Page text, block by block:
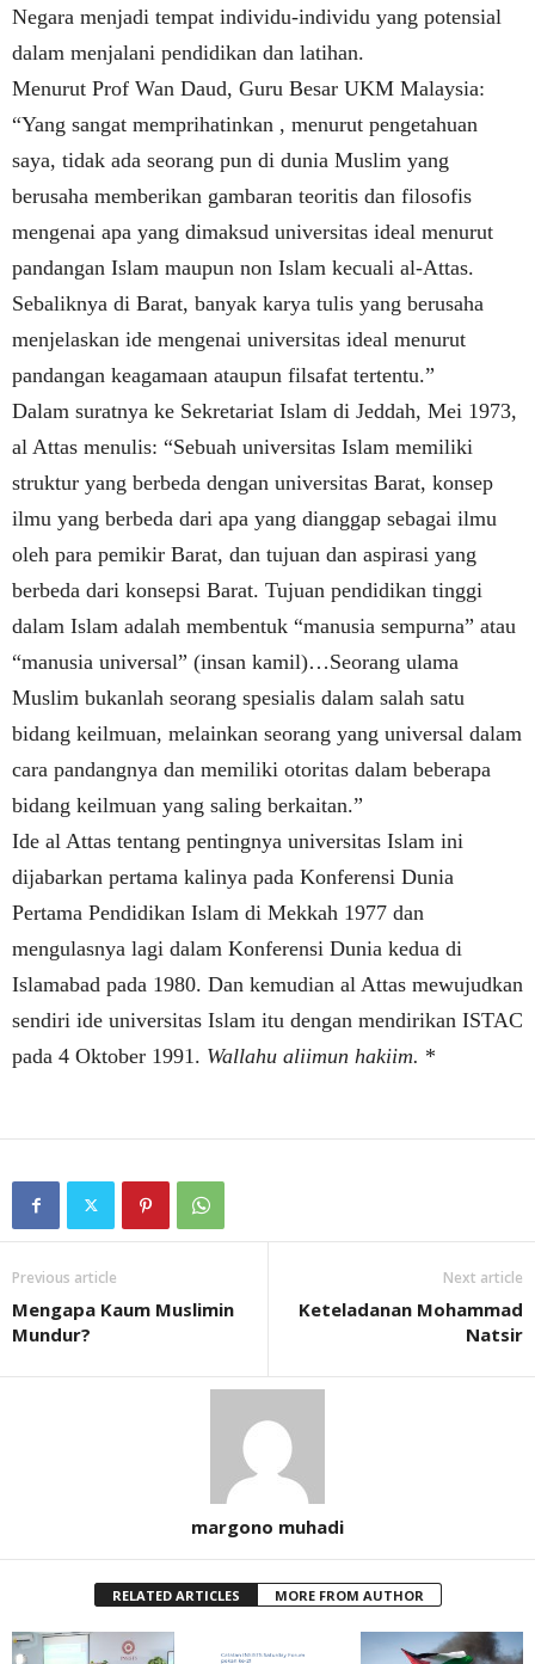
Negara menjadi tempat individu-individu yang potensial
dalam menjalani pendidikan dan latihan.
Menurut Prof Wan Daud, Guru Besar UKM Malaysia:
“Yang sangat memprihatinkan , menurut pengetahuan
saya, tidak ada seorang pun di dunia Muslim yang
berusaha memberikan gambaran teoritis dan filosofis
mengenai apa yang dimaksud universitas ideal menurut
pandangan Islam maupun non Islam kecuali al-Attas.
Sebaliknya di Barat, banyak karya tulis yang berusaha
menjelaskan ide mengenai universitas ideal menurut
pandangan keagamaan ataupun filsafat tertentu.”
Dalam suratnya ke Sekretariat Islam di Jeddah, Mei 1973,
al Attas menulis: “Sebuah universitas Islam memiliki
struktur yang berbeda dengan universitas Barat, konsep
ilmu yang berbeda dari apa yang dianggap sebagai ilmu
oleh para pemikir Barat, dan tujuan dan aspirasi yang
berbeda dari konsepsi Barat. Tujuan pendidikan tinggi
dalam Islam adalah membentuk “manusia sempurna” atau
“manusia universal” (insan kamil)…Seorang ulama
Muslim bukanlah seorang spesialis dalam salah satu
bidang keilmuan, melainkan seorang yang universal dalam
cara pandangnya dan memiliki otoritas dalam beberapa
bidang keilmuan yang saling berkaitan.”
Ide al Attas tentang pentingnya universitas Islam ini
dijabarkan pertama kalinya pada Konferensi Dunia
Pertama Pendidikan Islam di Mekkah 1977 dan
mengulasnya lagi dalam Konferensi Dunia kedua di
Islamabad pada 1980. Dan kemudian al Attas mewujudkan
sendiri ide universitas Islam itu dengan mendirikan ISTAC
pada 4 Oktober 1991. Wallahu aliimun hakiim. *
Previous article
Mengapa Kaum Muslimin
Mundur?
Next article
Keteladanan Mohammad
Natsir
margono muhadi
RELATED ARTICLES MORE FROM AUTHOR